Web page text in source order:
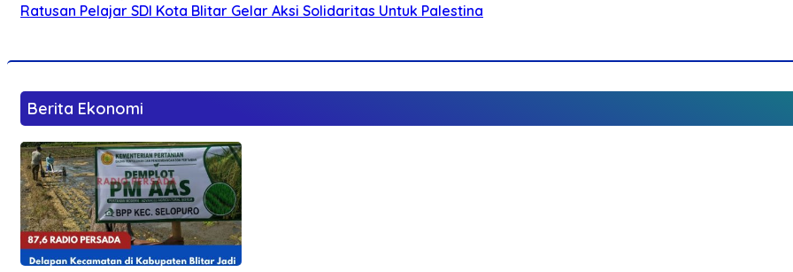
Ratusan Pelajar SDI Kota Blitar Gelar Aksi Solidaritas Untuk Palestina
Berita Ekonomi